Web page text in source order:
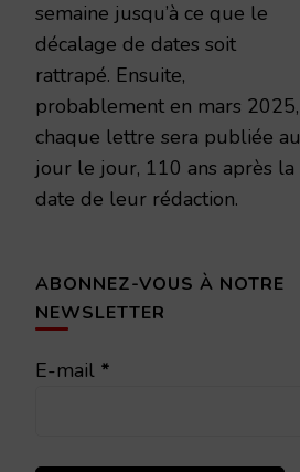
semaine jusqu’à ce que le
décalage de dates soit
rattrapé. Ensuite,
probablement en mars 2025,
chaque lettre sera publiée au
jour le jour, 110 ans après la
date de leur rédaction.
ABONNEZ-VOUS À NOTRE
NEWSLETTER
E-mail *